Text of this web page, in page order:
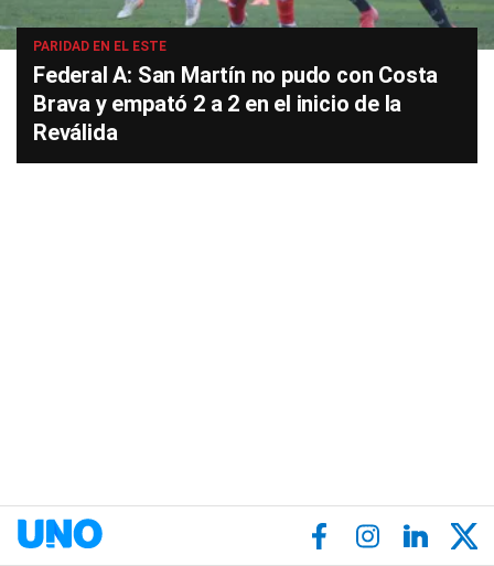
PARIDAD EN EL ESTE
Federal A: San Martín no pudo con Costa
Brava y empató 2 a 2 en el inicio de la
Reválida